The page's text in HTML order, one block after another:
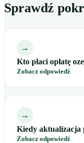
Sprawdź
→
Kto płaci opłatę
Zobacz odpowiedź
→
Kiedy aktualizacja
Zobacz odpowiedź